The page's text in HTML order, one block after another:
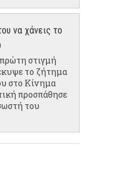
να χάνεις το
στιγμή
το ζήτημα
στο Κίνημα
προσπάθησε
του